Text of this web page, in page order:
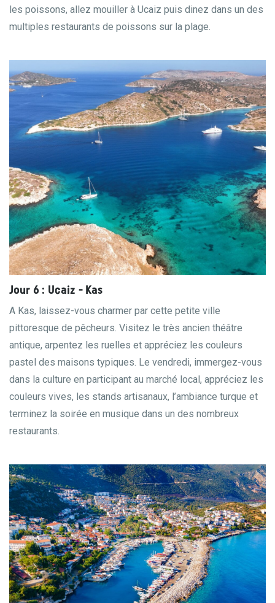
les poissons, allez mouiller à Ucaiz puis dinez dans un des
multiples restaurants de poissons sur la plage.
Jour 6 : Ucaiz - Kas
A Kas, laissez-vous charmer par cette petite ville
pittoresque de pêcheurs. Visitez le très ancien théâtre
antique, arpentez les ruelles et appréciez les couleurs
pastel des maisons typiques. Le vendredi, immergez-vous
dans la culture en participant au marché local, appréciez les
couleurs vives, les stands artisanaux, l’ambiance turque et
terminez la soirée en musique dans un des nombreux
restaurants.